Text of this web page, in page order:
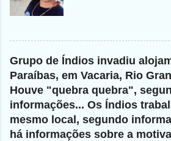
Grupo de Índios invadiu
Paraíbas, em Vacaria, Rio
Houve "quebra quebra",
informações... Os Índios
mesmo local, segundo
há informações sobre a